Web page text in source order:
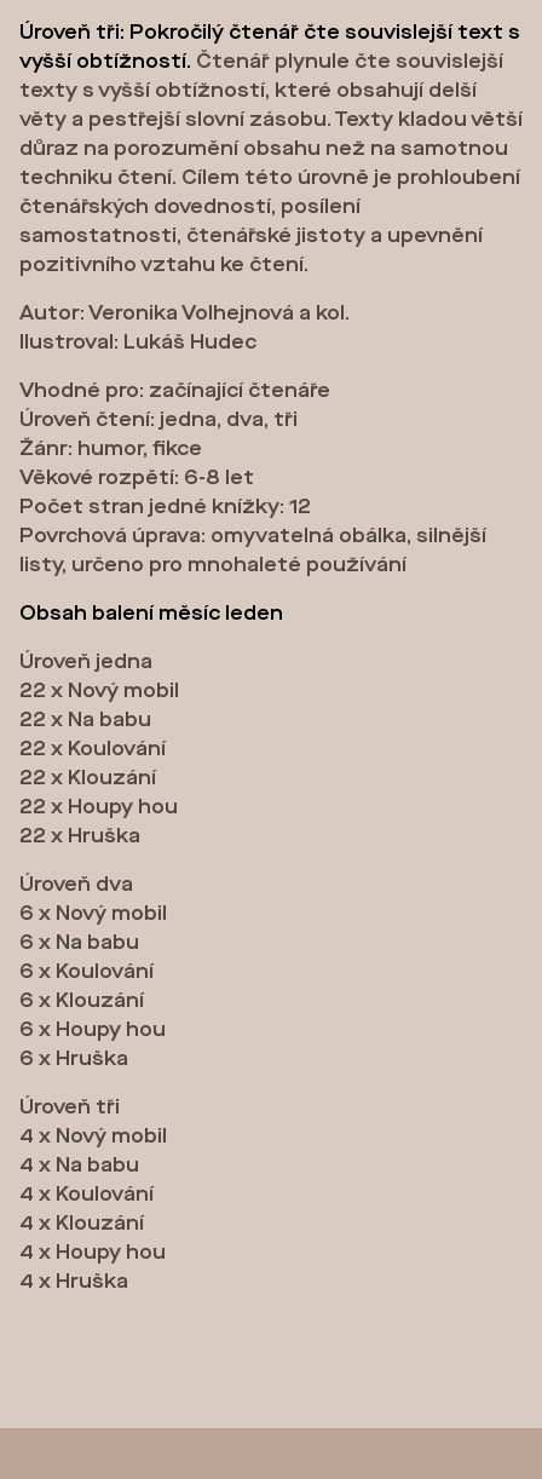
Úroveň tři: Pokročilý čtenář čte souvislejší text s
vyšší obtížností. Čtenář plynule čte souvislejší
texty s vyšší obtížností, které obsahují delší
věty a pestřejší slovní zásobu. Texty kladou větší
důraz na porozumění obsahu než na samotnou
techniku čtení. Cílem této úrovně je prohloubení
čtenářských dovedností, posílení
samostatnosti, čtenářské jistoty a upevnění
pozitivního vztahu ke čtení.
Autor: Veronika Volhejnová a kol.
Ilustroval: Lukáš Hudec
Vhodné pro: začínající čtenáře
Úroveň čtení: jedna, dva, tři
Žánr: humor, fikce
Věkové rozpětí: 6-8 let
Počet stran jedné knížky: 12
Povrchová úprava: omyvatelná obálka, silnější
listy, určeno pro mnohaleté používání
Obsah balení měsíc leden
Úroveň jedna
22 x Nový mobil
22 x Na babu
22 x Koulování
22 x Klouzání
22 x Houpy hou
22 x Hruška
Úroveň dva
6 x Nový mobil
6 x Na babu
6 x Koulování
6 x Klouzání
6 x Houpy hou
6 x Hruška
Úroveň tři
4 x Nový mobil
4 x Na babu
4 x Koulování
4 x Klouzání
4 x Houpy hou
4 x Hruška